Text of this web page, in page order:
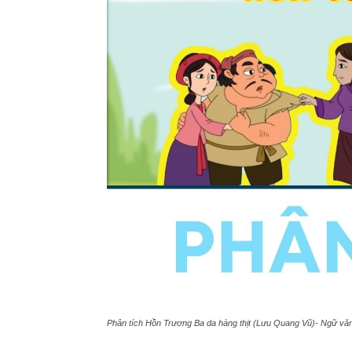
Phân tích Hồn Trương Ba da hàng thịt (Lưu Quang Vũ)- Ngữ